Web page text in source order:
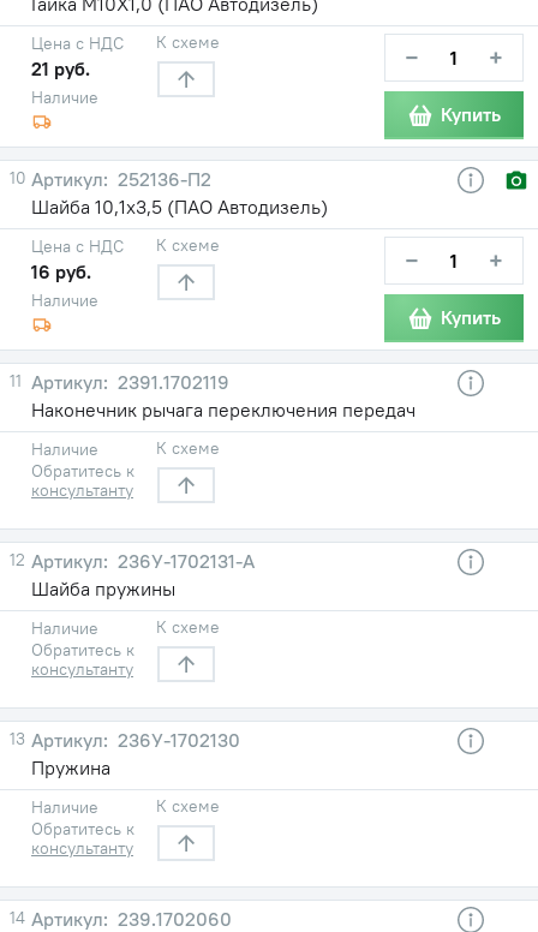
Наличие
Цена с НДС
21 руб.
К схеме − +
Купить
10
252136-П2
Шайба 10,1х3,5 (ПАО Автодизель)
Наличие
Цена с НДС
16 руб.
К схеме − +
Купить
11
2391.1702119
Наконечник рычага переключения передач
Наличие
Обратитесь к
консультанту
К схеме
12
236У-1702131-А
Шайба пружины
Наличие
Обратитесь к
консультанту
К схеме
13
236У-1702130
Пружина
Наличие
Обратитесь к
консультанту
К схеме
14
239.1702060